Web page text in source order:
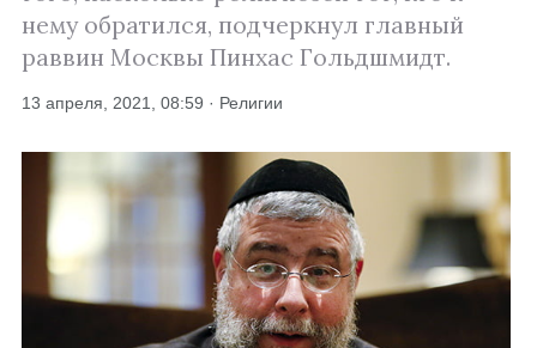
нему обратился, подчеркнул главный
раввин Москвы Пинхас Гольдшмидт.
13 апреля, 2021, 08:59 · Религии